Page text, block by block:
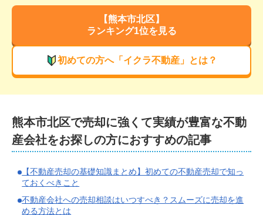
【熊本市北区】
ランキング1位を見る
初めての方へ「イクラ不動産」とは？
熊本市北区で売却に強くて実績が豊富な不動
産会社をお探しの方におすすめの記事
【不動産売却の基礎知識まとめ】初めての不動産売却で知っ
ておくべきこと
不動産会社への売却相談はいつすべき？スムーズに売却を進
める方法とは